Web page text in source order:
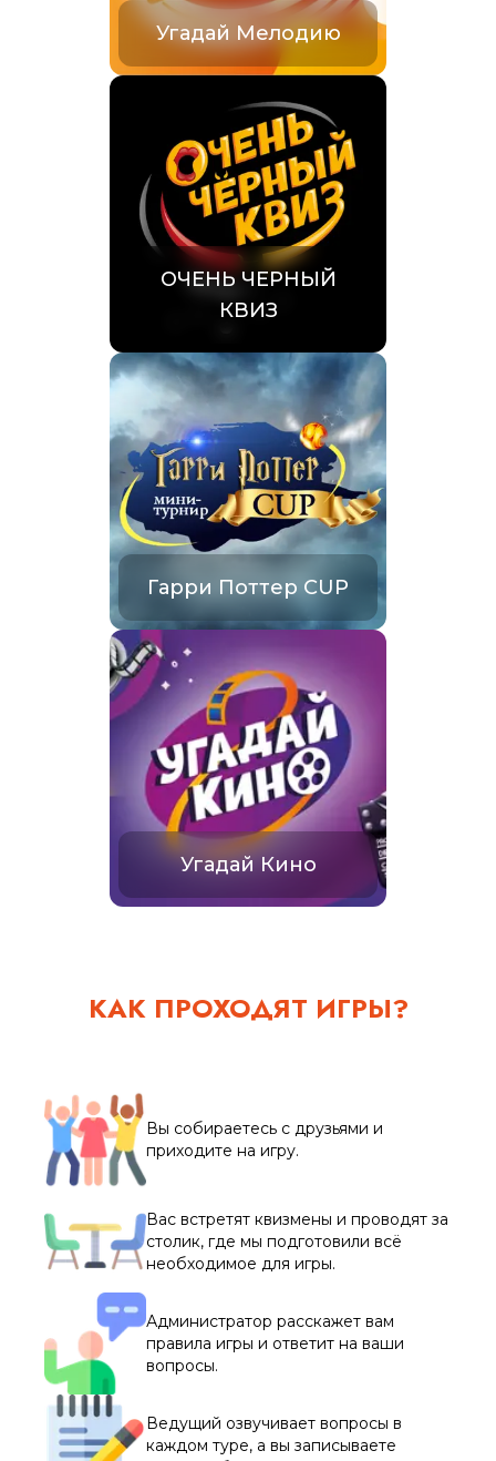
Угадай Мелодию
ОЧЕНЬ ЧЕРНЫЙ
КВИЗ
Гарри Поттер CUP
Угадай Кино
КАК ПРОХОДЯТ ИГРЫ?
Вы собираетесь с друзьями и
приходите на игру.
Вас встретят квизмены и проводят за
столик, где мы подготовили всё
необходимое для игры.
Администратор расскажет вам
правила игры и ответит на ваши
вопросы.
Ведущий озвучивает вопросы в
каждом туре, а вы записываете